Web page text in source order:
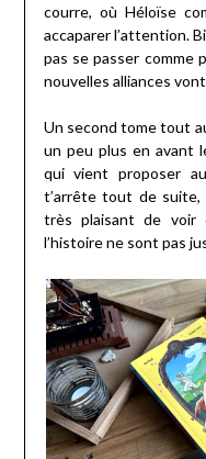
courre, où Héloïse
accaparer l’attention.
pas se passer comme
nouvelles alliances
Un second tome tout
un peu plus en avant
qui vient proposer
t’arrête tout de suite,
très plaisant de voir
l’histoire ne sont pas